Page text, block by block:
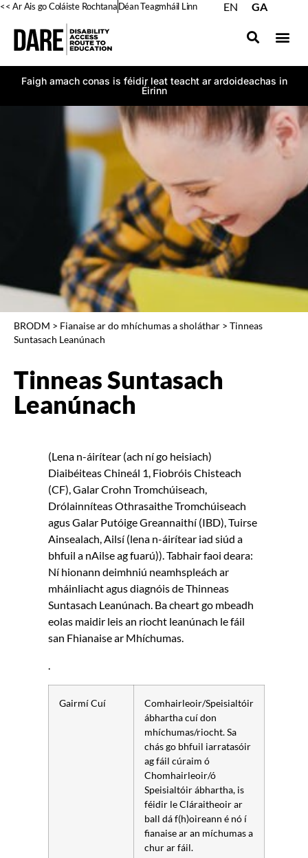
<< Ar Ais go Coláiste RochtanaDéan Teagmháil Linn EN GA
Faigh amach conas is féidir leat teacht ar ardoideachas in
Éirinn
BRODM > Fianaise ar do mhíchumas a sholáthar > Tinneas
Suntasach Leanúnach
Tinneas Suntasach
Leanúnach
(Lena n-áirítear (ach ní go heisiach)
Diaibéiteas Chineál 1, Fiobróis Chisteach
(CF), Galar Crohn Tromchúiseach,
Drólainníteas Othrasaithe Tromchúiseach
agus Galar Putóige Greannaithí (IBD), Tuirse
Ainsealach, Ailsí (lena n-áirítear iad siúd a
bhfuil a nAilse ag fuarú)). Tabhair faoi deara:
Ní hionann deimhniú neamhspleách ar
mháinliacht agus diagnóis de Thinneas
Suntasach Leanúnach. Ba cheart go mbeadh
eolas maidir leis an riocht leanúnach le fáil
san Fhianaise ar Mhíchumas.
.
Gairmí Cuí
Comhairleoir/Speisialtóir
ábhartha cuí don
mhíchumas/riocht. Sa
chás go bhfuil iarratasóir
ag fáil cúraim ó
Chomhairleoir/ó
Speisialtóir ábhartha, is
féidir le Cláraitheoir ar
ball dá f(h)oireann é nó í
fianaise ar an míchumas a
chur ar fáil.